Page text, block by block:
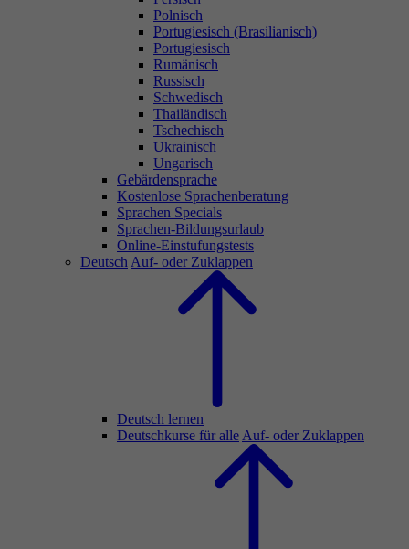
Polnisch
Portugiesisch (Brasilianisch)
Portugiesisch
Rumänisch
Russisch
Schwedisch
Thailändisch
Tschechisch
Ukrainisch
Ungarisch
Gebärdensprache
Kostenlose Sprachenberatung
Sprachen Specials
Sprachen-Bildungsurlaub
Online-Einstufungstests
Deutsch Auf- oder Zuklappen
Deutsch lernen
Deutschkurse für alle Auf- oder Zuklappen